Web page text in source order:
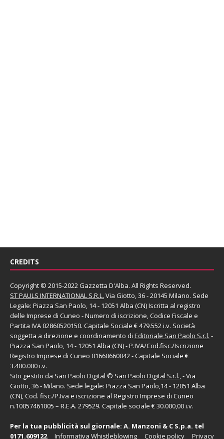
CREDITS
Copyright © 2015-2022 Gazzetta D'Alba. All Rights Reserved.
ST PAULS INTERNATIONAL S.R.L. Via Giotto, 36 - 20145 Milano. Sede
Legale: Piazza San Paolo, 14 - 12051 Alba (CN) Iscritta al registro
delle Imprese di Cuneo - Numero di iscrizione, Codice Fiscale e
Partita IVA 02860520150. Capitale Sociale € 479.552 i.v. Società
soggetta a direzione e coordinamento di Editoriale San Paolo S.r.l. -
Piazza San Paolo, 14 - 12051 Alba (CN) - P.IVA/Cod.fisc./Iscrizione
Registro Imprese di Cuneo 01660660042 - Capitale Sociale €
3.400.000 i.v.
Sito gestito da San Paolo Digital © San Paolo Digital S.r.l., - Via
Giotto, 36 - Milano. Sede legale: Piazza San Paolo,14 - 12051 Alba
(CN), Cod. fisc./P.Iva e iscrizione al Registro Imprese di Cuneo
n.10057461005 – R.E.A. 279529. Capitale sociale € 30.000,00 i.v.
Per la tua pubblicità sul giornale: A. Manzoni & C S.p.a. tel
0171.609122
Privacy
Cookie policy
Informativa Whistleblowing